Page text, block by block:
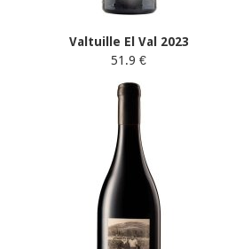
Valtuille El Val 2023
51.9 €